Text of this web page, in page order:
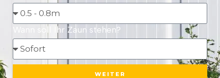
Wann soll Ihr Zaun stehen?
WEITER